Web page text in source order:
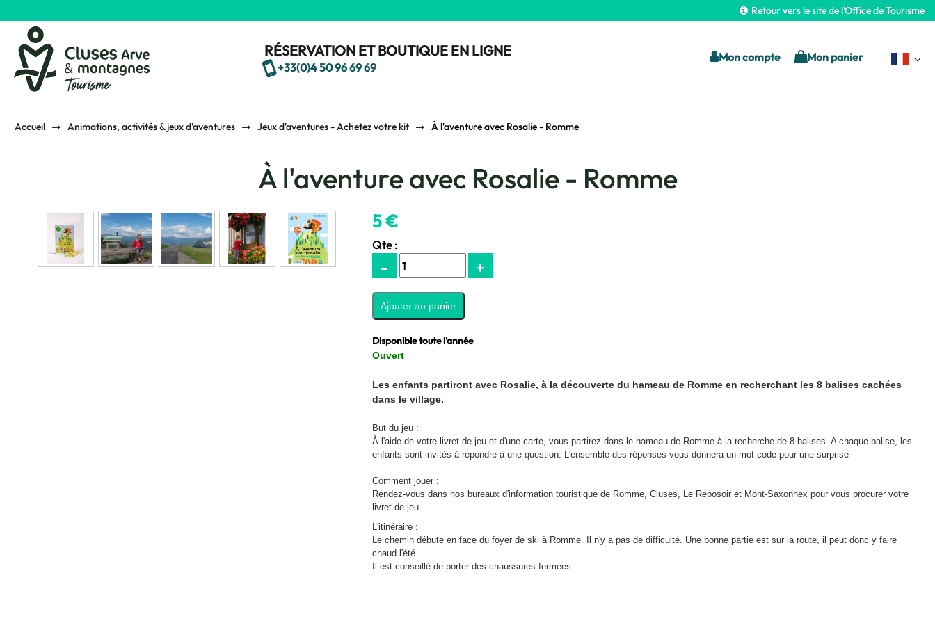
Retour vers le site de l'Office de Tourisme
RÉSERVATION ET BOUTIQUE EN LIGNE
+33(0)4 50 96 69 69
Mon compte Mon panier
Accueil Animations, activités & jeux d'aventures Jeux d'aventures - Achetez votre kit À l'aventure avec Rosalie - Romme
À l'aventure avec Rosalie - Romme
5 €
Qte :
- +
Disponible toute l'année
Ouvert
Les enfants partiront avec Rosalie, à la découverte du hameau de Romme en recherchant les 8 balises cachées
dans le village.
But du jeu :
À l'aide de votre livret de jeu et d'une carte, vous partirez dans le hameau de Romme à la recherche de 8 balises. A chaque balise, les
enfants sont invités à répondre à une question. L'ensemble des réponses vous donnera un mot code pour une surprise
Comment jouer :
Rendez-vous dans nos bureaux d'information touristique de Romme, Cluses, Le Reposoir et Mont-Saxonnex pour vous procurer votre
livret de jeu.
L'itinéraire :
Le chemin débute en face du foyer de ski à Romme. Il n'y a pas de difficulté. Une bonne partie est sur la route, il peut donc y faire
chaud l'été.
Il est conseillé de porter des chaussures fermées.